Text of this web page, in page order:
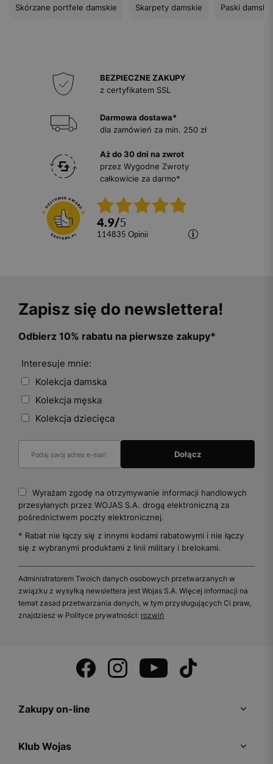
Skórzane portfele damskie Skarpety damskie Paski damskie
BEZPIECZNE ZAKUPY
z certyfikatem SSL
Darmowa dostawa*
dla zamówień za min. 250 zł
Aż do 30 dni na zwrot
przez Wygodne Zwroty
całkowicie za darmo*
4.9/5
114835 opinii
Zapisz się do newslettera!
Odbierz 10% rabatu na pierwsze zakupy*
Interesuje mnie:
Kolekcja damska
Kolekcja męska
Kolekcja dziecięca
Wyrażam zgodę na otrzymywanie informacji handlowych
przesyłanych przez WOJAS S.A. drogą elektroniczną za
pośrednictwem poczty elektronicznej.
* Rabat nie łączy się z innymi kodami rabatowymi i nie łączy
się z wybranymi produktami z linii military i brelokami.
Administratorem Twoich danych osobowych przetwarzanych w
związku z wysyłką newslettera jest Wojas S.A. Więcej informacji na
temat zasad przetwarzania danych, w tym przysługujących Ci praw,
znajdziesz w Polityce prywatności: rozwiń
Zakupy on-line
Klub Wojas